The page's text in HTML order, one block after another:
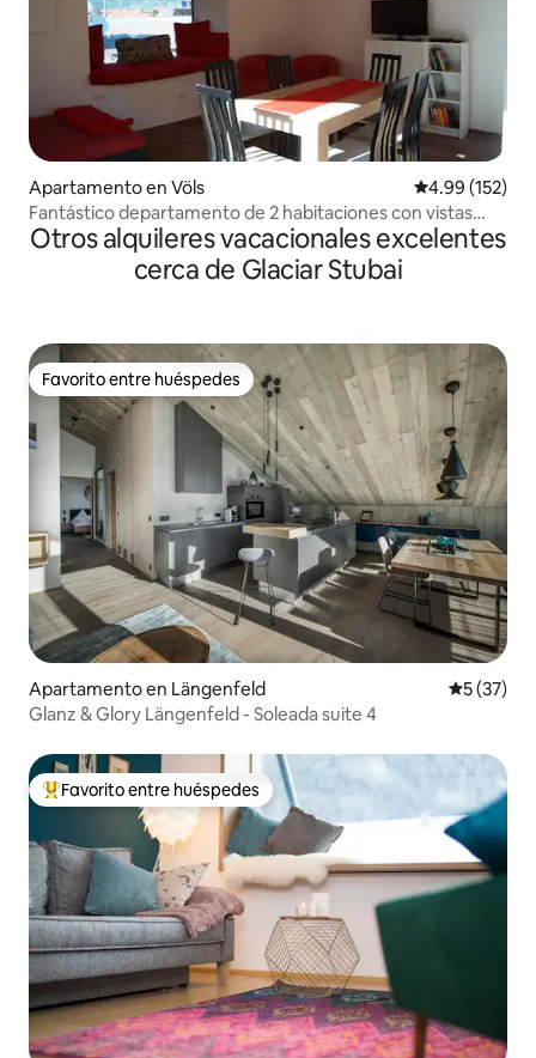
Apartamento en Völs Calificación
4.99 (152)
Fantástico departamento de 2 habitaciones con vistas
panorámicas
Otros alquileres vacacionales excelentes
cerca de Glaciar Stubai
Favorito entre huéspedes
Favorito entre huéspedes
Apartamento en Längenfeld
5 (37)
Glanz & Glory Längenfeld - Soleada suite 4
Favorito entre huéspedes preferido
Favorito entre huéspedes